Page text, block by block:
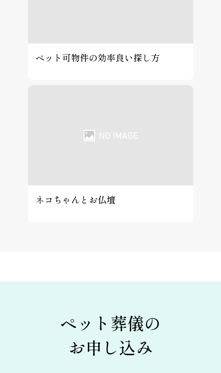
ペット可物件の効率良い探し方
ネコちゃんとお仏壇
ペット葬儀の
お申し込み